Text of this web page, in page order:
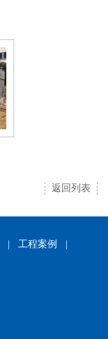
返回列表
工程案例